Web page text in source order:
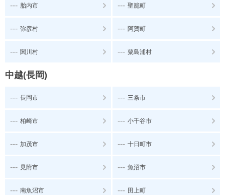
--- 胎内市 --- 聖籠町
--- 弥彦村 --- 阿賀町
--- 関川村 --- 粟島浦村
中越(長岡)
--- 長岡市 --- 三条市
--- 柏崎市 --- 小千谷市
--- 加茂市 --- 十日町市
--- 見附市 --- 魚沼市
--- 南魚沼市 --- 田上町